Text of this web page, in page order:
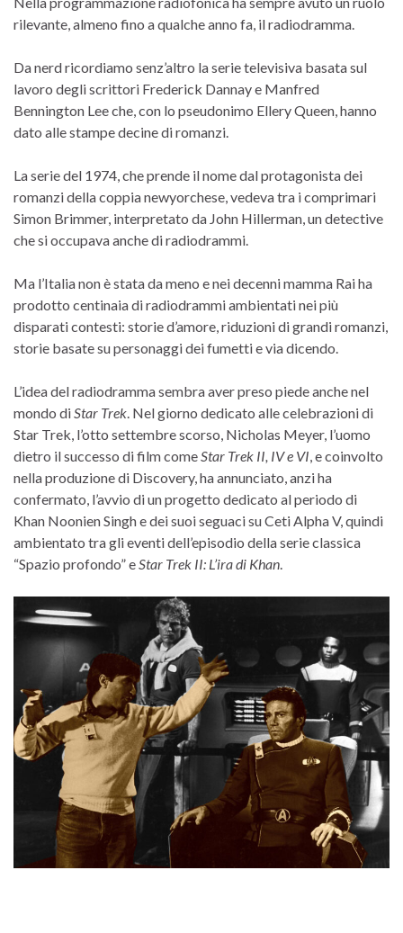
rilevante, almeno fino a qualche anno fa, il radiodramma.
Da nerd ricordiamo senz’altro la serie televisiva basata sul
lavoro degli scrittori Frederick Dannay e Manfred
Bennington Lee che, con lo pseudonimo Ellery Queen, hanno
dato alle stampe decine di romanzi.
La serie del 1974, che prende il nome dal protagonista dei
romanzi della coppia newyorchese, vedeva tra i comprimari
Simon Brimmer, interpretato da John Hillerman, un detective
che si occupava anche di radiodrammi.
Ma l’Italia non è stata da meno e nei decenni mamma Rai ha
prodotto centinaia di radiodrammi ambientati nei più
disparati contesti: storie d’amore, riduzioni di grandi romanzi,
storie basate su personaggi dei fumetti e via dicendo.
L’idea del radiodramma sembra aver preso piede anche nel
mondo di Star Trek . Nel giorno dedicato alle celebrazioni di
Star Trek, l’otto settembre scorso, Nicholas Meyer, l’uomo
dietro il successo di film come Star Trek II, IV e VI , e coinvolto
nella produzione di Discovery, ha annunciato, anzi ha
confermato, l’avvio di un progetto dedicato al periodo di
Khan Noonien Singh e dei suoi seguaci su Ceti Alpha V, quindi
ambientato tra gli eventi dell’episodio della serie classica
“Spazio profondo” e Star Trek II: L’ira di Khan